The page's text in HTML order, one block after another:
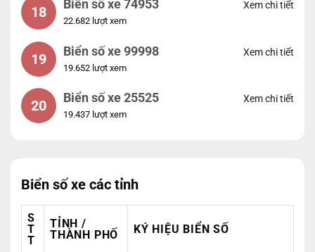
18 Biển số xe 74953
22.682 lượt xem
Xem chi tiết
19 Biển số xe 99998
19.652 lượt xem
Xem chi tiết
20 Biển số xe 25525
19.437 lượt xem
Xem chi tiết
Biển số xe các tỉnh
S
T
T
TỈNH /
THÀNH PHỐ
KÝ HIỆU BIỂN SỐ